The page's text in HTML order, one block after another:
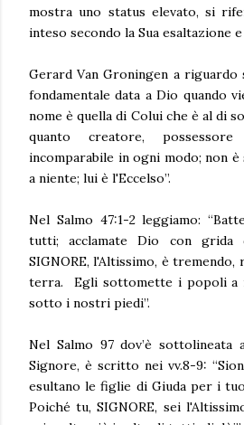
mostra uno status elevato, si
inteso secondo la Sua esaltazione
Gerard Van Groningen a riguardo
fondamentale data a Dio quando
nome è quella di Colui che è al di
quanto creatore,
incomparabile in ogni modo; non
a niente; lui è l'Eccelso”.
Nel Salmo 47:1-2 leggiamo:
tutti; acclamate Dio con
SIGNORE, l'Altissimo, è
terra. Egli sottomette i popoli a
sotto i nostri piedi”.
Nel Salmo 97 dov’è sottolineata
Signore, è scritto nei vv.8-9:
esultano le figlie di Giuda per i
Poiché tu, SIGNORE, sei